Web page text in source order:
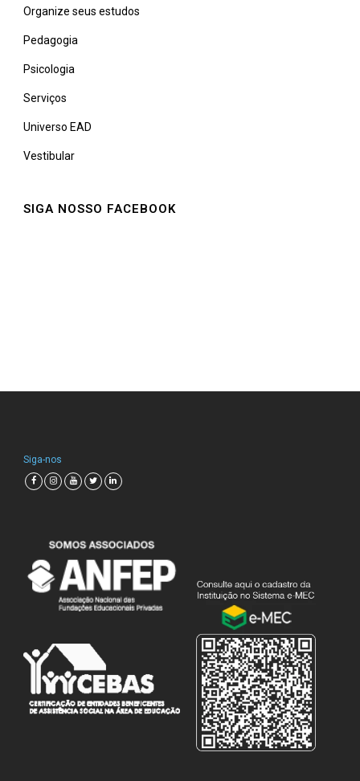
Organize seus estudos
Pedagogia
Psicologia
Serviços
Universo EAD
Vestibular
SIGA NOSSO FACEBOOK
Siga-nos